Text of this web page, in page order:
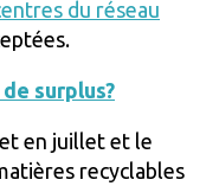
du réseau
surplus?
en juillet et le
recyclables